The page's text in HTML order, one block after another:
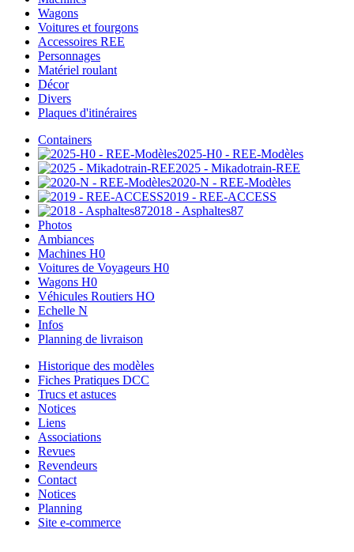
Wagons
Voitures et fourgons
Accessoires REE
Personnages
Matériel roulant
Décor
Divers
Plaques d'itinéraires
Containers
2025-H0 - REE-Modèles
2025 - Mikadotrain-REE
2020-N - REE-Modèles
2019 - REE-ACCESS
2018 - Asphaltes87
Photos
Ambiances
Machines H0
Voitures de Voyageurs H0
Wagons H0
Véhicules Routiers HO
Echelle N
Infos
Planning de livraison
Historique des modèles
Fiches Pratiques DCC
Trucs et astuces
Notices
Liens
Associations
Revues
Revendeurs
Contact
Notices
Planning
Site e-commerce